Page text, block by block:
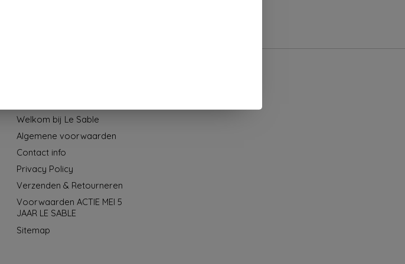
Welkom bij Le Sable
Algemene voorwaarden
Contact info
Privacy Policy
Verzenden & Retourneren
Voorwaarden ACTIE MEI 5
JAAR LE SABLE
Sitemap